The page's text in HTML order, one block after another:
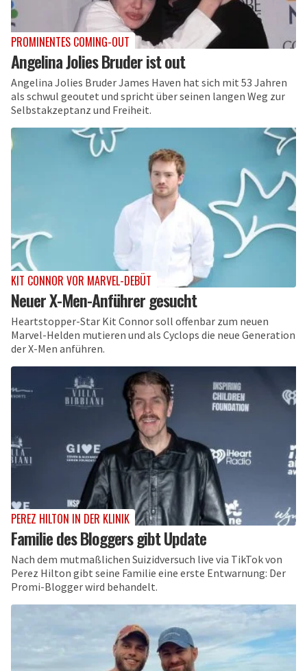
PROMINENTES COMING-OUT
Angelina Jolies Bruder ist out
Angelina Jolies Bruder James Haven hat sich mit 53 Jahren
als schwul geoutet und spricht über seinen langen Weg zur
Selbstakzeptanz und Freiheit.
KIT CONNOR VOR MARVEL-DEBÜT
Neuer X-Men-Anführer gesucht
Heartstopper-Star Kit Connor soll offenbar zum neuen
Marvel-Helden mutieren und als Cyclops die neue Generation
der X-Men anführen.
PEREZ HILTON IN DER KLINIK
Familie des Bloggers gibt Update
Nach dem mutmaßlichen Suizidversuch live via TikTok von
Perez Hilton gibt seine Familie eine erste Entwarnung: Der
Promi-Blogger wird behandelt.